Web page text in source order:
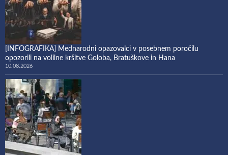
[INFOGRAFIKA] Mednarodni opazovalci v posebnem poročilu
opozorili na volilne kršitve Goloba, Bratuškove in Hana
10.08.2026